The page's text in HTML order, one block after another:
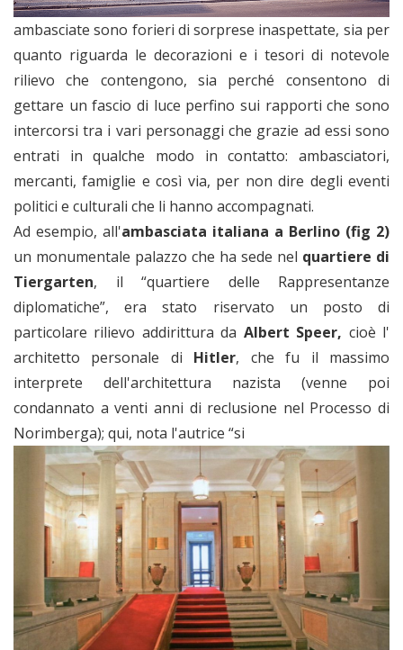
ambasciate sono forieri di sorprese inaspettate, sia per
quanto riguarda le decorazioni e i tesori di notevole
rilievo che contengono, sia perché consentono di
gettare un fascio di luce perfino sui rapporti che sono
intercorsi tra i vari personaggi che grazie ad essi sono
entrati in qualche modo in contatto: ambasciatori,
mercanti, famiglie e così via, per non dire degli eventi
politici e culturali che li hanno accompagnati.
Ad esempio, all'ambasciata italiana a Berlino (fig 2)
un monumentale palazzo che ha sede nel quartiere di
Tiergarten, il “quartiere delle Rappresentanze
diplomatiche”, era stato riservato un posto di
particolare rilievo addirittura da Albert Speer, cioè l'
architetto personale di Hitler, che fu il massimo
interprete dell'architettura nazista (venne poi
condannato a venti anni di reclusione nel Processo di
Norimberga); qui, nota l'autrice “si